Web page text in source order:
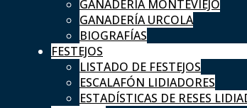
GANADERÍA MONTEVIEJO
GANADERÍA URCOLA
BIOGRAFÍAS
FESTEJOS
LISTADO DE FESTEJOS
ESCALAFÓN LIDIADORES
ESTADÍSTICAS DE RESES